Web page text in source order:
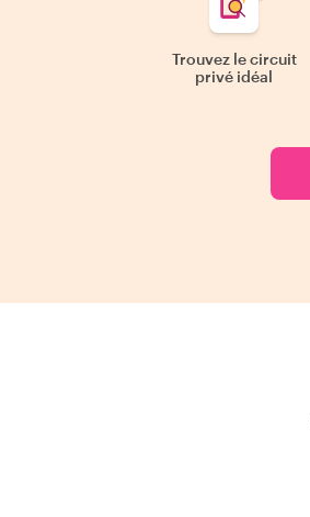
Trouvez le circuit
privé idéal